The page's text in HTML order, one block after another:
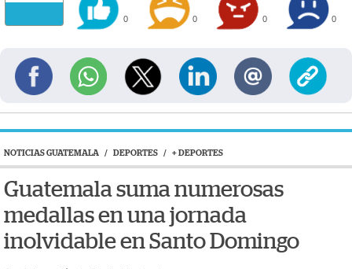
0 0 0 0
NOTICIAS GUATEMALA / DEPORTES / + DEPORTES
Guatemala suma numerosas
medallas en una jornada
inolvidable en Santo Domingo